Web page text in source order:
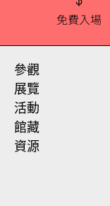
免費入場
參觀
展覽
活動
館藏
資源